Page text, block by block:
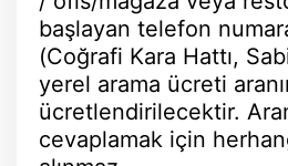
başlayan telefon
(Coğrafi Kara Hattı,
yerel arama ücreti
ücretlendirilecektir.
cevaplamak için